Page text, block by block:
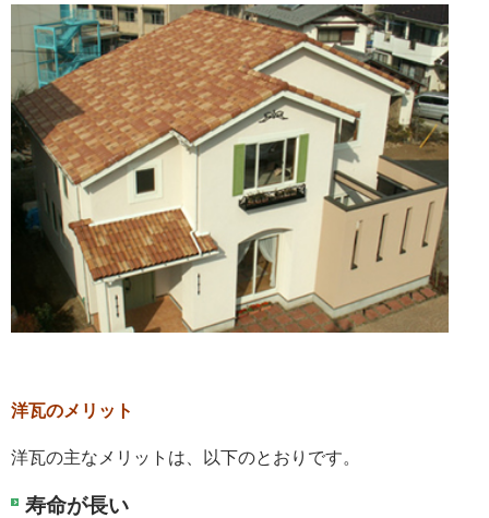
洋瓦のメリット
洋瓦の主なメリットは、以下のとおりです。
寿命が長い